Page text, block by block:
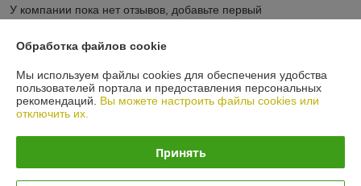
У компании пока нет отзывов, добавьте первый
О нас
Контакты
График работы
Обработка файлов cookie
Мы используем файлы cookies для обеспечения удобства
пользователей портала и предоставления персональных
рекомендаций. Вы можете настроить файлы cookies или
отключить их.
Принять